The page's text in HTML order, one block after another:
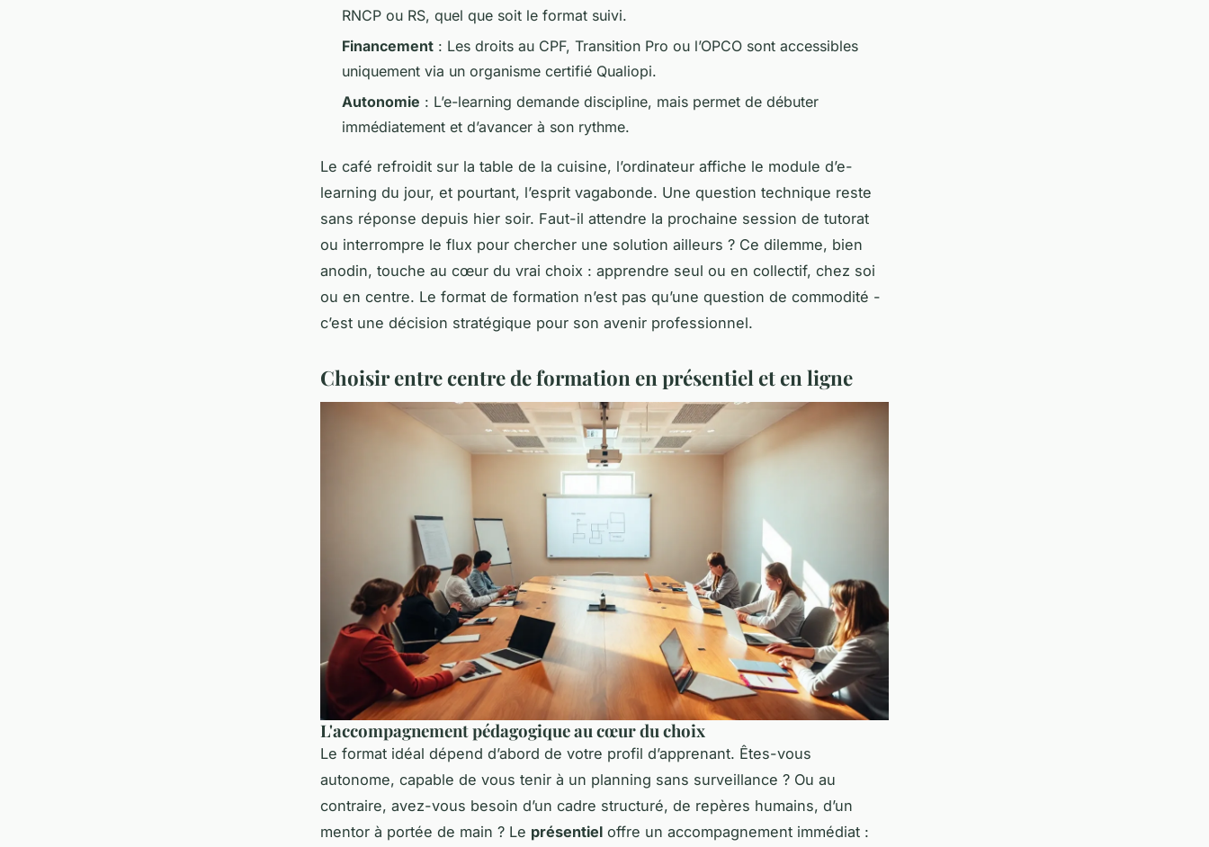
RNCP ou RS, quel que soit le format suivi.
Financement : Les droits au CPF, Transition Pro ou l’OPCO sont accessibles
uniquement via un organisme certifié Qualiopi.
Autonomie : L’e-learning demande discipline, mais permet de débuter
immédiatement et d’avancer à son rythme.
Le café refroidit sur la table de la cuisine, l’ordinateur affiche le module d’e-
learning du jour, et pourtant, l’esprit vagabonde. Une question technique reste
sans réponse depuis hier soir. Faut-il attendre la prochaine session de tutorat
ou interrompre le flux pour chercher une solution ailleurs ? Ce dilemme, bien
anodin, touche au cœur du vrai choix : apprendre seul ou en collectif, chez soi
ou en centre. Le format de formation n’est pas qu’une question de commodité -
c’est une décision stratégique pour son avenir professionnel.
Choisir entre centre de formation en présentiel et en ligne
L'accompagnement pédagogique au cœur du choix
Le format idéal dépend d’abord de votre profil d’apprenant. Êtes-vous
autonome, capable de vous tenir à un planning sans surveillance ? Ou au
contraire, avez-vous besoin d’un cadre structuré, de repères humains, d’un
mentor à portée de main ? Le présentiel offre un accompagnement immédiat :